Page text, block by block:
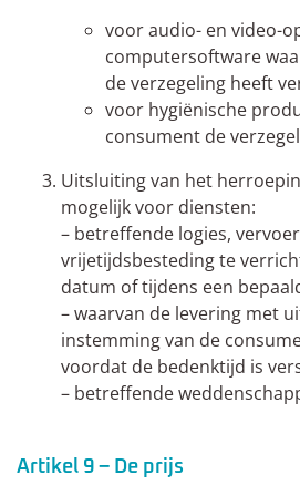
voor audio- en video-
computersoftware
de verzegeling heeft
voor hygiënische
consument de
Uitsluiting van het
mogelijk voor diensten:
– betreffende logies,
vrijetijdsbesteding te
datum of tijdens een
– waarvan de levering met
instemming van de
voordat de bedenktijd is
– betreffende
Artikel 9 – De prijs